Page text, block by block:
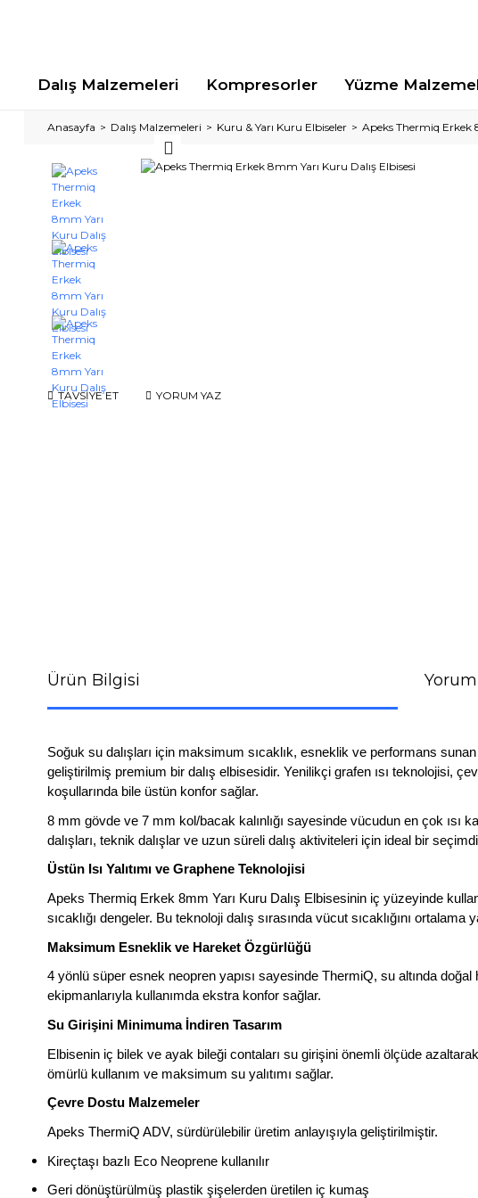
Dalış Malzemeleri Kompresorler Yüzme
Anasayfa Dalış Malzemeleri Kuru & Yarı Kuru Elbiseler Apeks Thermiq Erkek
TAVSİYE ET YORUM YAZ
Ürün Bilgisi
Soğuk su dalışları için maksimum sıcaklık, esneklik ve performans
geliştirilmiş premium bir dalış elbisesidir. Yenilikçi grafen ısı teknolojisi,
koşullarında bile üstün konfor sağlar.
8 mm gövde ve 7 mm kol/bacak kalınlığı sayesinde vücudun en çok
dalışları, teknik dalışlar ve uzun süreli dalış aktiviteleri için ideal bir
Üstün Isı Yalıtımı ve Graphene Teknolojisi
Apeks Thermiq Erkek 8mm Yarı Kuru Dalış Elbisesinin iç yüzeyinde
sıcaklığı dengeler. Bu teknoloji dalış sırasında vücut sıcaklığını
Maksimum Esneklik ve Hareket Özgürlüğü
4 yönlü süper esnek neopren yapısı sayesinde ThermiQ, su altında
ekipmanlarıyla kullanımda ekstra konfor sağlar.
Su Girişini Minimuma İndiren Tasarım
Elbisenin iç bilek ve ayak bileği contaları su girişini önemli ölçüde
ömürlü kullanım ve maksimum su yalıtımı sağlar.
Çevre Dostu Malzemeler
Apeks ThermiQ ADV, sürdürülebilir üretim anlayışıyla geliştirilmiştir.
Kireçtaşı bazlı Eco Neoprene kullanılır
Geri dönüştürülmüş plastik şişelerden üretilen iç kumaş